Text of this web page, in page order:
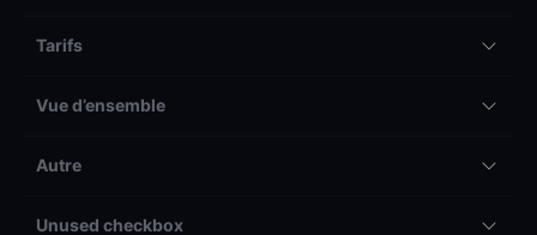
Tarifs
Vue d’ensemble
Autre
Unused checkbox